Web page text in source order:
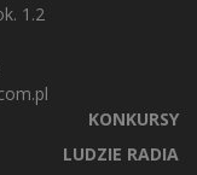
1.2
KONKURSY
LUDZIE RADIA